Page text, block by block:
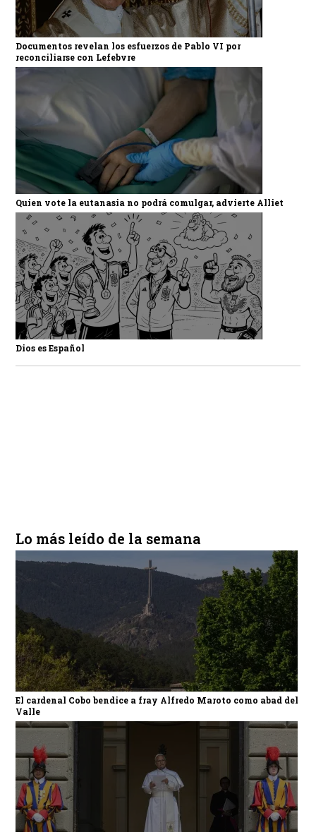
Documentos revelan los esfuerzos de Pablo VI por
reconciliarse con Lefebvre
Quien vote la eutanasia no podrá comulgar, advierte Alliet
Dios es Español
Lo más leído de la semana
El cardenal Cobo bendice a fray Alfredo Maroto como abad del
Valle